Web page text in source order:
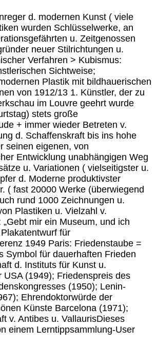
d. modernen Kunst ( viele
wurden Schlüsselwerke, an
u. Zeitgenossen
neuer Stilrichtungen u.
Verfahren > Kubismus:
Sichtweise;
Plastik mit bildhauerischen
von 1912/13 1. Künstler, der zu
im Louvre geehrt wurde
stets große
+ immer wieder Betreten v.
d. Schaffenskraft bis ins hohe
seinen eigenen, von
Entwicklung unabhängigen Weg
u. Variationen ( vielseitigster u.
d. Moderne produktivster
( fast 20000 Werke (überwiegend
rund 1000 Zeichnungen u.
Plastiken u. Vielzahl v.
mir ein Museum, und ich
für
1949 Paris: Friedenstaube =
Symbol für dauerhaften Frieden
d. Instituts für Kunst u.
USA (1949); Friedenspreis des
(1950); Lenin-
Ehrendoktorwürde der
Künste Barcelona (1971);
v. Antibes u. VallaurisDieses
einem Lerntippsammlung-User